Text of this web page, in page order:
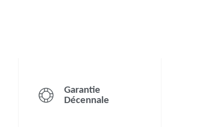
Garantie
Décennale